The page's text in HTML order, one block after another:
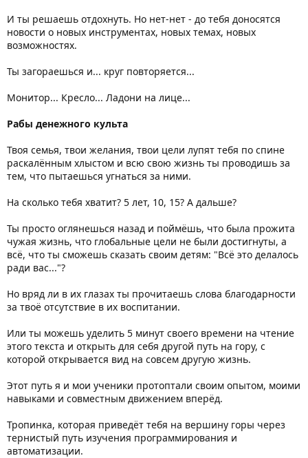
И ты решаешь отдохнуть. Но нет-нет - до тебя доносятся
новости о новых инструментах, новых темах, новых
возможностях.
Ты загораешься и... круг повторяется...
Монитор... Кресло... Ладони на лице...
Рабы денежного культа
Твоя семья, твои желания, твои цели лупят тебя по спине
раскалённым хлыстом и всю свою жизнь ты проводишь за
тем, что пытаешься угнаться за ними.
На сколько тебя хватит? 5 лет, 10, 15? А дальше?
Ты просто оглянешься назад и поймёшь, что была прожита
чужая жизнь, что глобальные цели не были достигнуты, а
всё, что ты сможешь сказать своим детям: "Всё это делалось
ради вас..."?
Но вряд ли в их глазах ты прочитаешь слова благодарности
за твоё отсутствие в их воспитании.
Или ты можешь уделить 5 минут своего времени на чтение
этого текста и открыть для себя другой путь на гору, с
которой открывается вид на совсем другую жизнь.
Этот путь я и мои ученики протоптали своим опытом, моими
навыками и совместным движением вперёд.
Тропинка, которая приведёт тебя на вершину горы через
тернистый путь изучения программирования и
автоматизации.